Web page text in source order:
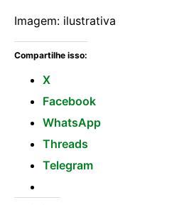
Imagem: ilustrativa
Compartilhe isso:
X
Facebook
WhatsApp
Threads
Telegram